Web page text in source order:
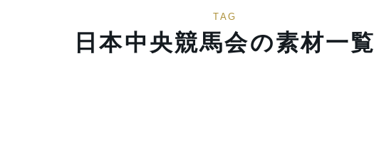
TAG
日本中央競馬会の素材一覧